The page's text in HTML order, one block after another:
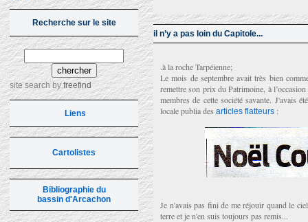
Recherche sur le site
site searchbyfreefind
Liens
Cartolistes
Bibliographie du
bassin d'Arcachon
il n’y a pas loin du Capitole...
.à la roche Tarpéienne;
Le mois de septembre avait très bien
remettre son prix du Patrimoine, à
membres de cette société savante. J'avais
locale publia des articles flatteurs :
Je n'avais pas fini de me réjouir quand le
terre et je n'en suis toujours pas remis...